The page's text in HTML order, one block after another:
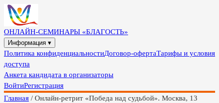
ОНЛАЙН-СЕМИНАРЫ «БЛАГОСТЬ»
Информация ▾
Политика конфиденциальностиДоговор-офертаТарифы и условия
доступа
Анкета кандидата в организаторы
ВойтиРегистрация
Главная / Онлайн-ретрит «Победа над судьбой». Москва, 13